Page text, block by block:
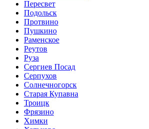
Пересвет
Подольск
Протвино
Пушкино
Раменское
Реутов
Руза
Сергиев Посад
Серпухов
Солнечногорск
Старая Купавна
Троицк
Фрязино
Химки